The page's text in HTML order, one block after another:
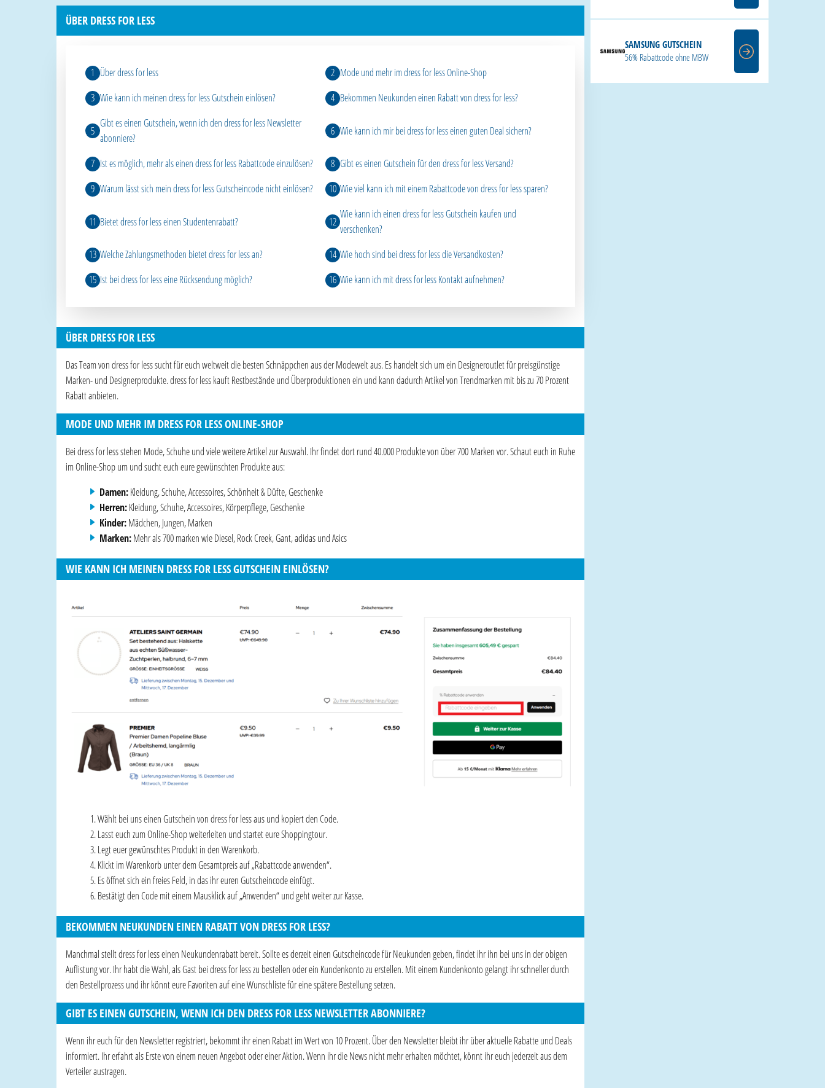
ÜBER DRESS FOR LESS
Über dress for less
Mode und mehr im dress for less Online-Shop
Wie kann ich meinen dress for less Gutschein einlösen?
Bekommen Neukunden einen Rabatt von dress for less?
Gibt es einen Gutschein, wenn ich den dress for less Newsletter
abonniere?
Wie kann ich mir bei dress for less einen guten Deal sichern?
Ist es möglich, mehr als einen dress for less Rabattcode einzulösen?
Gibt es einen Gutschein für den dress for less Versand?
Warum lässt sich mein dress for less Gutscheincode nicht einlösen?
Wie viel kann ich mit einem Rabattcode von dress for less sparen?
Bietet dress for less einen Studentenrabatt?
Wie kann ich einen dress for less Gutschein kaufen und
verschenken?
Welche Zahlungsmethoden bietet dress for less an?
Wie hoch sind bei dress for less die Versandkosten?
Ist bei dress for less eine Rücksendung möglich?
Wie kann ich mit dress for less Kontakt aufnehmen?
ÜBER DRESS FOR LESS
Das Team von dress for less sucht für euch weltweit die besten Schnäppchen aus der Modewelt aus. Es handelt sich um ein Designeroutlet für preisgünstige
Marken- und Designerprodukte. dress for less kauft Restbestände und Überproduktionen ein und kann dadurch Artikel von Trendmarken mit bis zu 70 Prozent
Rabatt anbieten.
MODE UND MEHR IM DRESS FOR LESS ONLINE-SHOP
Bei dress for less stehen Mode, Schuhe und viele weitere Artikel zur Auswahl. Ihr findet dort rund 40.000 Produkte von über 700 Marken vor. Schaut euch in Ruhe
im Online-Shop um und sucht euch eure gewünschten Produkte aus:
Damen:Kleidung, Schuhe, Accessoires, Schönheit & Düfte, Geschenke
Herren:Kleidung, Schuhe, Accessoires, Körperpflege, Geschenke
Kinder:Mädchen, Jungen, Marken
Marken:Mehr als 700 marken wie Diesel, Rock Creek, Gant, adidas und Asics
WIE KANN ICH MEINEN DRESS FOR LESS GUTSCHEIN EINLÖSEN?
Wählt bei uns einen Gutschein von dress for less aus und kopiert den Code.
Lasst euch zum Online-Shop weiterleiten und startet eure Shoppingtour.
Legt euer gewünschtes Produkt in den Warenkorb.
Klickt im Warenkorb unter dem Gesamtpreis auf „Rabattcode anwenden“.
Es öffnet sich ein freies Feld, in das ihr euren Gutscheincode einfügt.
Bestätigt den Code mit einem Mausklick auf „Anwenden“ und geht weiter zur Kasse.
BEKOMMEN NEUKUNDEN EINEN RABATT VON DRESS FOR LESS?
Manchmal stellt dress for less einen Neukundenrabatt bereit. Sollte es derzeit einen Gutscheincode für Neukunden geben, findet ihr ihn bei uns in der obigen
Auflistung vor. Ihr habt die Wahl, als Gast bei dress for less zu bestellen oder ein Kundenkonto zu erstellen. Mit einem Kundenkonto gelangt ihr schneller durch
den Bestellprozess und ihr könnt eure Favoriten auf eine Wunschliste für eine spätere Bestellung setzen.
GIBT ES EINEN GUTSCHEIN, WENN ICH DEN DRESS FOR LESS NEWSLETTER ABONNIERE?
Wenn ihr euch für den Newsletter registriert, bekommt ihr einen Rabatt im Wert von 10 Prozent. Über den Newsletter bleibt ihr über aktuelle Rabatte und Deals
informiert. Ihr erfahrt als Erste von einem neuen Angebot oder einer Aktion. Wenn ihr die News nicht mehr erhalten möchtet, könnt ihr euch jederzeit aus dem
Verteiler austragen.
SAMSUNG GUTSCHEIN
56% Rabattcode ohne MBW